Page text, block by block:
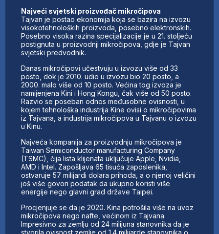
Najveći svjetski proizvođač mikročipova
Tajvan je postao ekonomija koja se bazira na izvozu
visokotehnoloških proizvoda, posebno elektronskih.
Posebno visoka razina specijalizacije je u 21. stoljeću
postignuta u proizvodnji mikročipova, gdje je Tajvan
svjetski predvodnik.
Danas mikročipovi učestvuju u izvozu više od 33
posto, dok je 2010. udio u izvozu bio 20 posto, a
2000. malo više od 10 posto. Većina tog izvoza je
namijenjena Kini i Hong Kongu, čak više od 50 posto.
Razvio se poseban odnos međusobne ovisnosti, u
kojem tehnološka industrija Kine ovisi o mikročipovima
iz Tajvana, a industrija mikročipova u Tajvanu o izvozu
u Kinu.
Najveća kompanija za proizvodnju mikročipova je
Taiwan Semiconductor manufacturing Company
(TSMC), čija lista klijenata uključuje Apple, Nvidia,
AMD i Intel. Zapošljava 65 tisuća zaposlenika,
ostvaruje 57 milijardi dolara prihoda, a o njenoj veličini
još više govori podatak da ukupno koristi više
energije nego glavni grad države Taipei.
Procjenjuje se da je 2020. Kina potrošila više na uvoz
mikročipova nego nafte, većinom iz Tajvana.
Impresivno za zemlju od 24 milijuna stanovnika da je
stvorila ovisnost zemlje od 1.4 milijarde stanovnika o